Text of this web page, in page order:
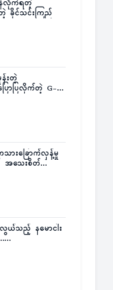
န်လိုက်ရတဲ့
ခိုင်သင်းကြည်
းတဲ့
ာပြလိုက်တဲ့ G-
ားခြောက်လှန့်မှု
အသေးစိတ်
ယ်သည့် နမောငါး